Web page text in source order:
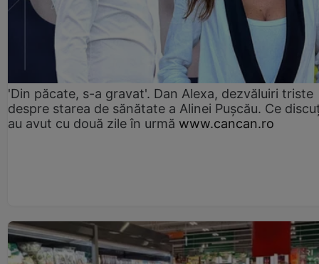
'Din păcate, s-a gravat'. Dan Alexa, dezvăluiri triste
despre starea de sănătate a Alinei Pușcău. Ce
au avut cu două zile în urmă www.cancan.ro